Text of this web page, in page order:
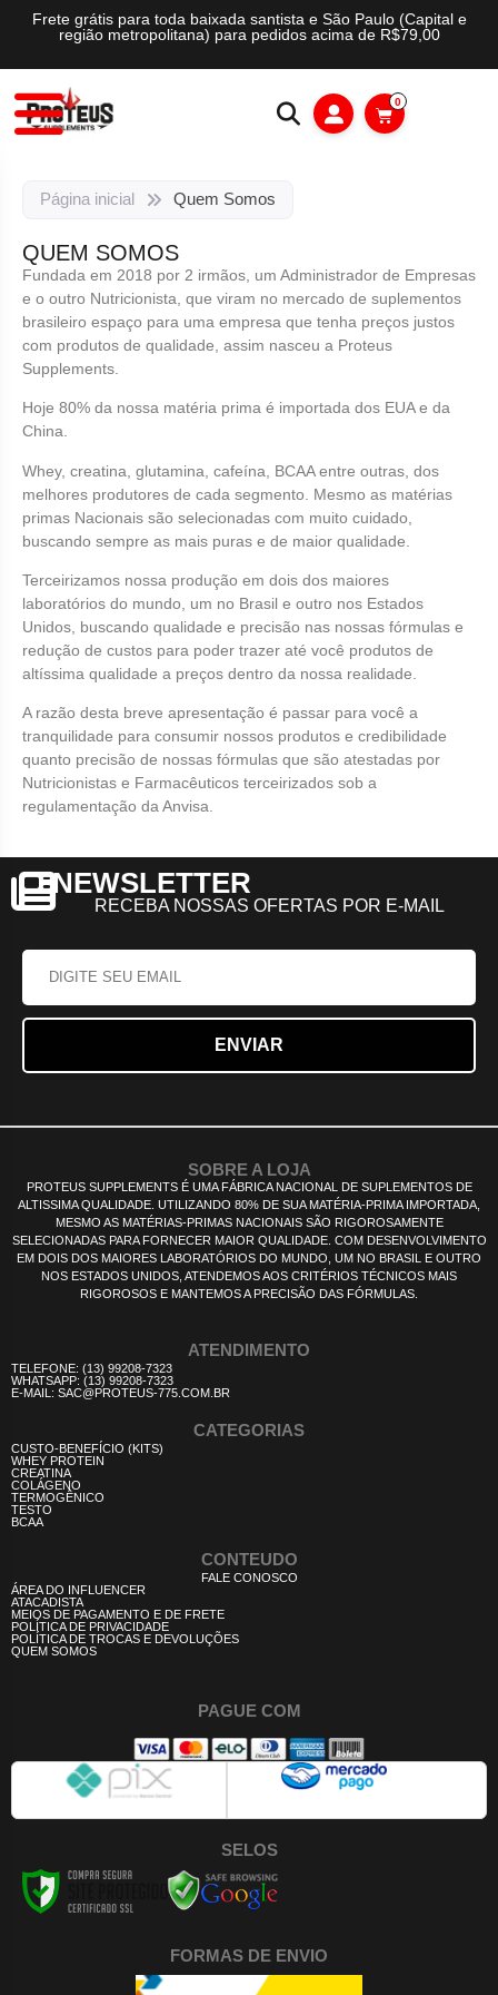
Frete grátis para toda baixada santista e São Paulo (Capital e
região metropolitana) para pedidos acima de R$79,00
0
Página inicial Quem Somos
QUEM SOMOS
Fundada em 2018 por 2 irmãos, um Administrador de Empresas
e o outro Nutricionista, que viram no mercado de suplementos
brasileiro espaço para uma empresa que tenha preços justos
com produtos de qualidade, assim nasceu a Proteus
Supplements.
Hoje 80% da nossa matéria prima é importada dos EUA e da
China.
Whey, creatina, glutamina, cafeína, BCAA entre outras, dos
melhores produtores de cada segmento. Mesmo as matérias
primas Nacionais são selecionadas com muito cuidado,
buscando sempre as mais puras e de maior qualidade.
Terceirizamos nossa produção em dois dos maiores
laboratórios do mundo, um no Brasil e outro nos Estados
Unidos, buscando qualidade e precisão nas nossas fórmulas e
redução de custos para poder trazer até você produtos de
altíssima qualidade a preços dentro da nossa realidade.
A razão desta breve apresentação é passar para você a
tranquilidade para consumir nossos produtos e credibilidade
quanto precisão de nossas fórmulas que são atestadas por
Nutricionistas e Farmacêuticos terceirizados sob a
regulamentação da Anvisa.
NEWSLETTER
RECEBA NOSSAS OFERTAS POR E-MAIL
SOBRE A LOJA
PROTEUS SUPPLEMENTS É UMA FÁBRICA NACIONAL DE SUPLEMENTOS DE
ALTISSIMA QUALIDADE. UTILIZANDO 80% DE SUA MATÉRIA-PRIMA IMPORTADA,
MESMO AS MATÉRIAS-PRIMAS NACIONAIS SÃO RIGOROSAMENTE
SELECIONADAS PARA FORNECER MAIOR QUALIDADE. COM DESENVOLVIMENTO
EM DOIS DOS MAIORES LABORATÓRIOS DO MUNDO, UM NO BRASIL E OUTRO
NOS ESTADOS UNIDOS, ATENDEMOS AOS CRITÉRIOS TÉCNICOS MAIS
RIGOROSOS E MANTEMOS A PRECISÃO DAS FÓRMULAS.
ATENDIMENTO
TELEFONE: (13) 99208-7323
WHATSAPP: (13) 99208-7323
E-MAIL: SAC@PROTEUS-775.COM.BR
CATEGORIAS
CUSTO-BENEFÍCIO (KITS)
WHEY PROTEIN
CREATINA
COLÁGENO
TERMOGÊNICO
TESTO
BCAA
CONTEUDO
FALE CONOSCO
ÁREA DO INFLUENCER
ATACADISTA
MEIOS DE PAGAMENTO E DE FRETE
POLÍTICA DE PRIVACIDADE
POLÍTICA DE TROCAS E DEVOLUÇÕES
QUEM SOMOS
PAGUE COM
SELOS
FORMAS DE ENVIO